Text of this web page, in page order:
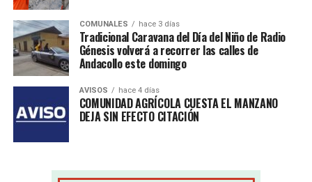
COMUNALES hace 3 días
Tradicional Caravana del Día del Niño de Radio
Génesis volverá a recorrer las calles de
Andacollo este domingo
AVISOS hace 4 días
COMUNIDAD AGRÍCOLA CUESTA EL MANZANO
DEJA SIN EFECTO CITACIÓN